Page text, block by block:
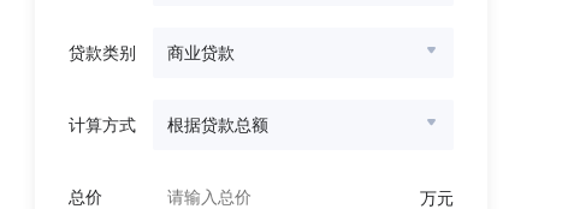
贷款类别 商业贷款
计算方式 根据贷款总额
总价 万元